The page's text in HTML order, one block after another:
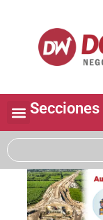
Secciones